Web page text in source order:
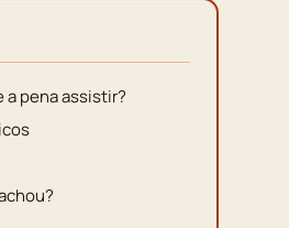
a pena assistir?